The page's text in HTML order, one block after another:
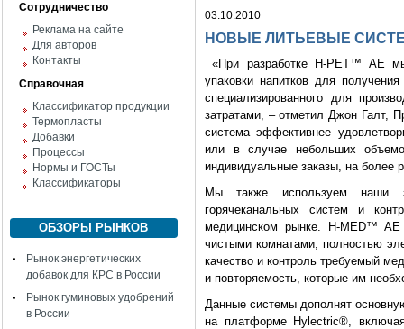
Сотрудничество
Реклама на сайте
Для авторов
Контакты
Справочная
Классификатор продукции
Термопласты
Добавки
Процессы
Нормы и ГОСТы
Классификаторы
ОБЗОРЫ РЫНКОВ
Рынок энергетических
добавок для КРС в России
Рынок гуминовых удобрений
в России
03.10.2010
НОВЫЕ ЛИТЬЕВЫЕ
«При разработке H-PET™ AE
упаковки напитков для
специализированного для
затратами, – отметил Джон Галт,
система эффективнее
или в случае небольших
индивидуальные заказы, на более
Мы также используем наши
горячеканальных систем и
медицинском рынке. H-MED™ AE
чистыми комнатами, полностью
качество и контроль требуемый
и повторяемость, которые им
Данные системы дополнят
на платформе Hylectric®,